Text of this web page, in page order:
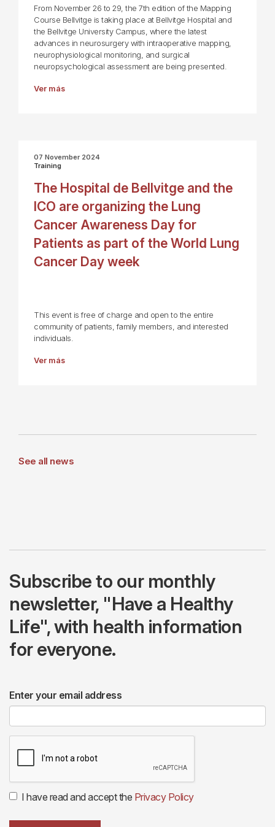
From November 26 to 29, the 7th edition of the Mapping
Course Bellvitge is taking place at Bellvitge Hospital and
the Bellvitge University Campus, where the latest
advances in neurosurgery with intraoperative mapping,
neurophysiological monitoring, and surgical
neuropsychological assessment are being presented.
Ver más
07 November 2024
Training
The Hospital de Bellvitge and the
ICO are organizing the Lung
Cancer Awareness Day for
Patients as part of the World Lung
Cancer Day week
This event is free of charge and open to the entire
community of patients, family members, and interested
individuals.
Ver más
See all news
Subscribe to our monthly
newsletter, "Have a Healthy
Life", with health information
for everyone.
Enter your email address
I have read and accept the Privacy Policy